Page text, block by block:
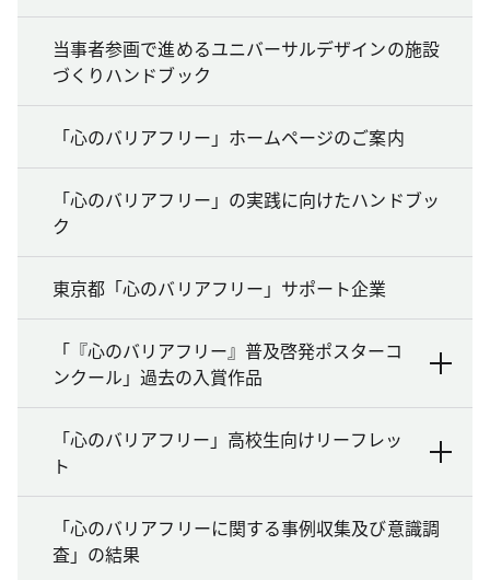
当事者参画で進めるユニバーサルデザインの施設
づくりハンドブック
「心のバリアフリー」ホームページのご案内
「心のバリアフリー」の実践に向けたハンドブッ
ク
東京都「心のバリアフリー」サポート企業
「『心のバリアフリー』普及啓発ポスターコ
ンクール」過去の入賞作品
「心のバリアフリー」高校生向けリーフレッ
ト
「心のバリアフリーに関する事例収集及び意識調
査」の結果